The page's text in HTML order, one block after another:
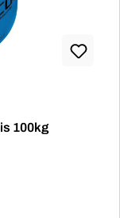
100kg